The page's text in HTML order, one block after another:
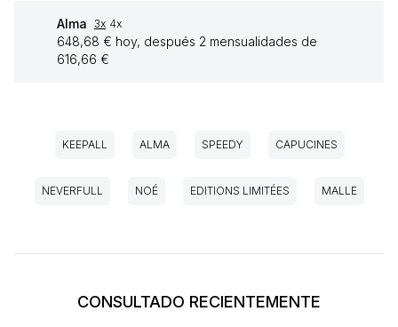
Alma 3x 4x
648,68 € hoy, después 2 mensualidades de
616,66 €
KEEPALL ALMA SPEEDY CAPUCINES
NEVERFULL NOÉ EDITIONS LIMITÉES MALLE
CONSULTADO RECIENTEMENTE